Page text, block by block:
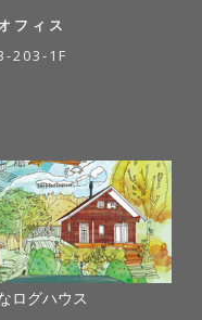
フィス
203-1F
ログハウス